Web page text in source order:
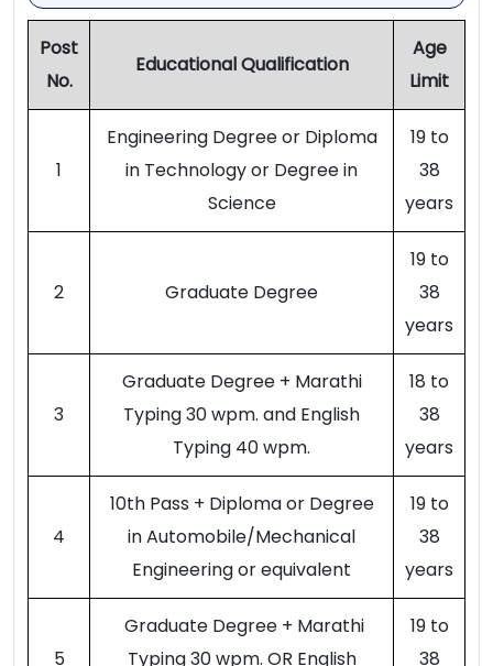
Post
No.
Educational Qualification
Age
Limit
1
Engineering Degree or Diploma
in Technology or Degree in
Science
19 to
38
years
2 Graduate Degree
19 to
38
years
3
Graduate Degree + Marathi
Typing 30 wpm. and English
Typing 40 wpm.
18 to
38
years
4
10th Pass + Diploma or Degree
in Automobile/Mechanical
Engineering or equivalent
19 to
38
years
5
Graduate Degree + Marathi
Typing 30 wpm. OR English
19 to
38